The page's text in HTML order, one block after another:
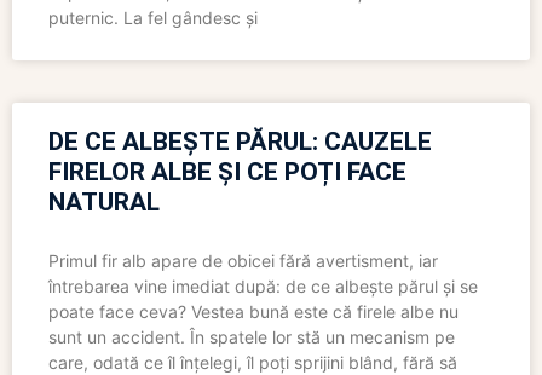
puternic. La fel gândesc și
DE CE ALBEȘTE PĂRUL: CAUZELE
FIRELOR ALBE ȘI CE POȚI FACE
NATURAL
Primul fir alb apare de obicei fără avertisment, iar
întrebarea vine imediat după: de ce albește părul și se
poate face ceva? Vestea bună este că firele albe nu
sunt un accident. În spatele lor stă un mecanism pe
care, odată ce îl înțelegi, îl poți sprijini blând, fără să